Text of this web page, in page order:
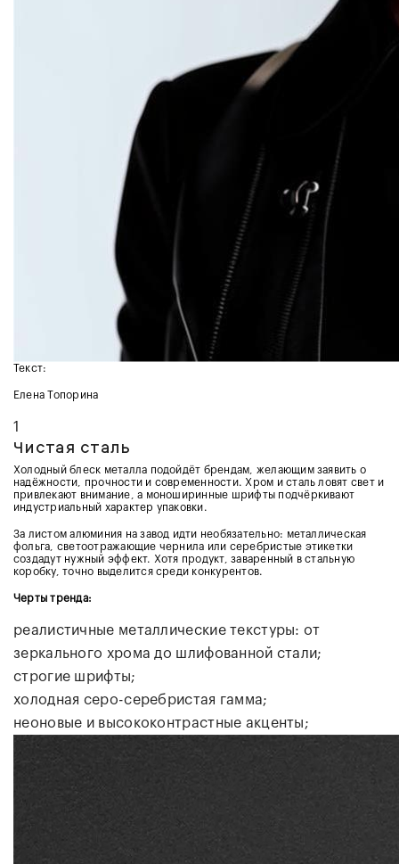
Текст:
Елена Топорина
1
Чистая сталь
Холодный блеск металла подойдёт брендам, желающим заявить о
надёжности, прочности и современности. Хром и сталь ловят свет и
привлекают внимание, а моноширинные шрифты подчёркивают
индустриальный характер упаковки.
За листом алюминия на завод идти необязательно: металлическая
фольга, светоотражающие чернила или серебристые этикетки
создадут нужный эффект. Хотя продукт, заваренный в стальную
коробку, точно выделится среди конкурентов.
Черты тренда:
реалистичные металлические текстуры: от
зеркального хрома до шлифованной стали;
строгие шрифты;
холодная серо-серебристая гамма;
неоновые и высококонтрастные акценты;